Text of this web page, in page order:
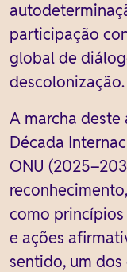
participação
global de
descolonização.
A marcha deste
Década
ONU
como
e ações
sentido, um